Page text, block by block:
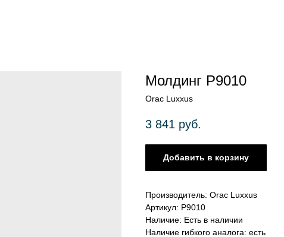
Молдинг P9010
Orac Luxxus
3 841 руб.
Добавить в корзину
Производитель: Orac Luxxus
Артикул: P9010
Наличие: Есть в наличии
Наличие гибкого аналога: есть